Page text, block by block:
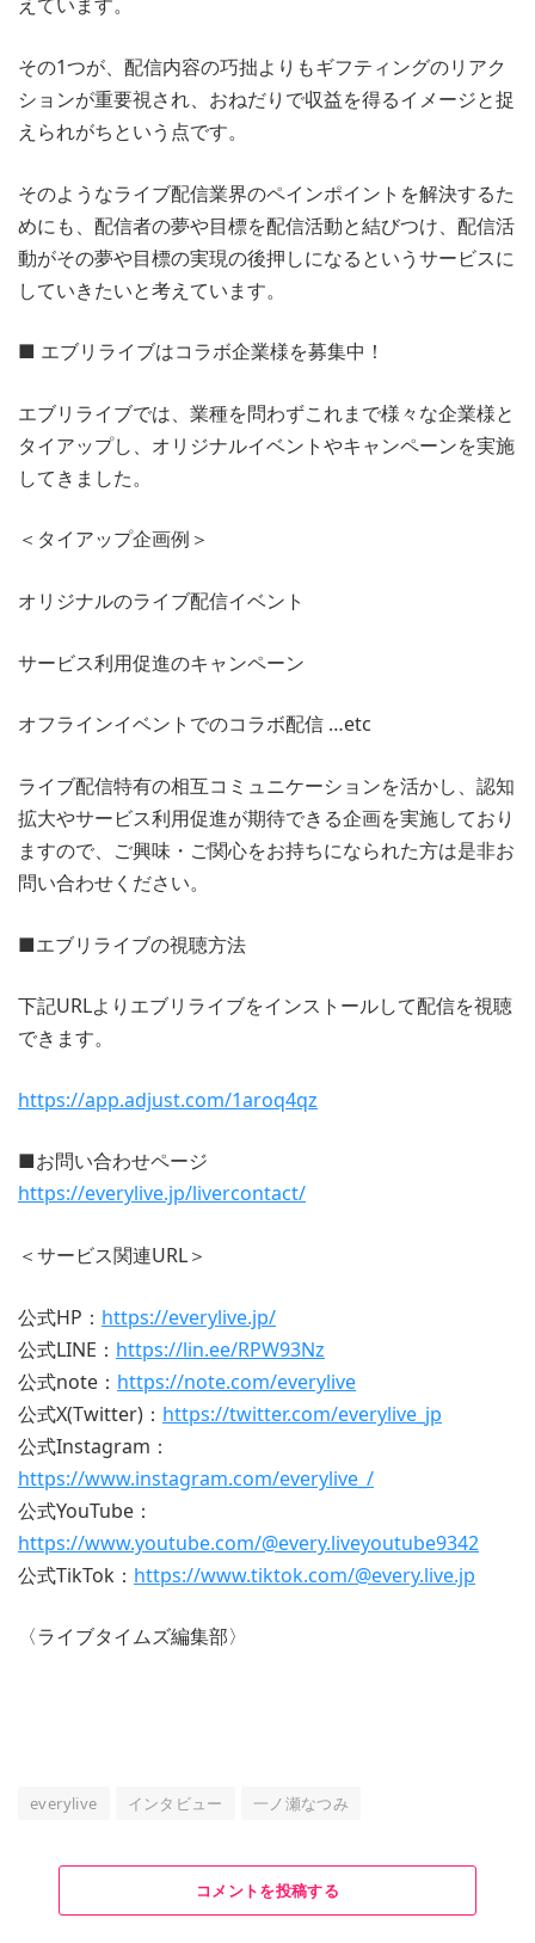
その1つが、配信内容の巧拙よりもギフティングのリアク
ションが重要視され、おねだりで収益を得るイメージと捉
えられがちという点です。
そのようなライブ配信業界のペインポイントを解決するた
めにも、配信者の夢や目標を配信活動と結びつけ、配信活
動がその夢や目標の実現の後押しになるというサービスに
していきたいと考えています。
■ エブリライブはコラボ企業様を募集中！
エブリライブでは、業種を問わずこれまで様々な企業様と
タイアップし、オリジナルイベントやキャンペーンを実施
してきました。
＜タイアップ企画例＞
オリジナルのライブ配信イベント
サービス利用促進のキャンペーン
オフラインイベントでのコラボ配信 …etc
ライブ配信特有の相互コミュニケーションを活かし、認知
拡大やサービス利用促進が期待できる企画を実施しており
ますので、ご興味・ご関心をお持ちになられた方は是非お
問い合わせください。
■エブリライブの視聴方法
下記URLよりエブリライブをインストールして配信を視聴
できます。
https://app.adjust.com/1aroq4qz
■お問い合わせページ
https://everylive.jp/livercontact/
＜サービス関連URL＞
公式HP： https://everylive.jp/
公式LINE： https://lin.ee/RPW93Nz
公式note： https://note.com/everylive
公式X(Twitter)： https://twitter.com/everylive_jp
公式Instagram：
https://www.instagram.com/everylive_/
公式YouTube：
https://www.youtube.com/@every.liveyoutube9342
公式TikTok： https://www.tiktok.com/@every.live.jp
〈ライブタイムズ編集部〉
everylive インタビュー 一ノ瀬なつみ
コメントを投稿する